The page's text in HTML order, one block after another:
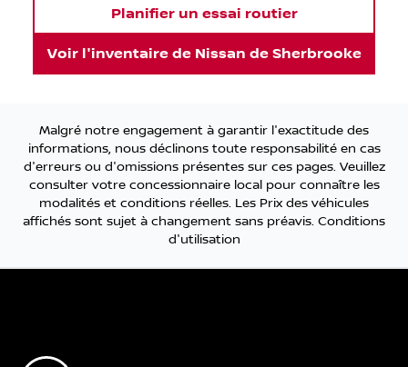
Planifier un essai routier
Voir l'inventaire de Nissan de Sherbrooke
Malgré notre engagement à garantir l'exactitude des
informations, nous déclinons toute responsabilité en cas
d'erreurs ou d'omissions présentes sur ces pages. Veuillez
consulter votre concessionnaire local pour connaître les
modalités et conditions réelles. Les Prix des véhicules
affichés sont sujet à changement sans préavis. Conditions
d'utilisation